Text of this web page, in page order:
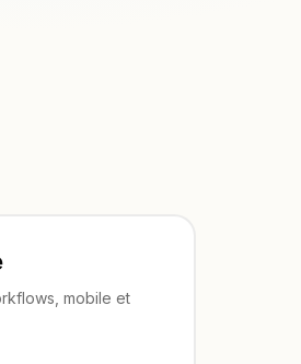
mobile et